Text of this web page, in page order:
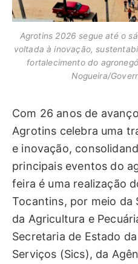
Agrotins 2026 segue até o
voltada à inovação,
fortalecimento do
Nogueira/
Com 26 anos de
Agrotins celebra uma
e inovação,
principais eventos do
feira é uma realização
Tocantins, por meio da
da Agricultura e
Secretaria de Estado
Serviços (Sics), da